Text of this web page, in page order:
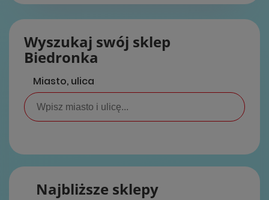
Wyszukaj swój sklep
Biedronka
Miasto, ulica
Najbliższe sklepy